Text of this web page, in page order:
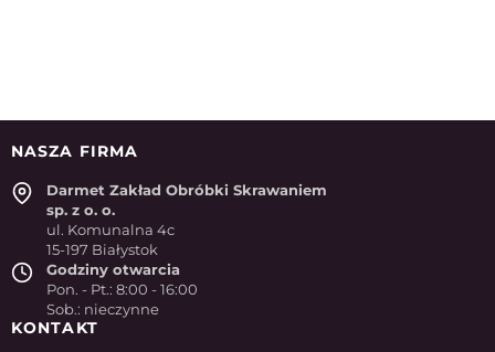
NASZA FIRMA
Darmet Zakład Obróbki Skrawaniem
sp. z o. o.
ul. Komunalna 4c
15-197 Białystok
Godziny otwarcia
Pon. - Pt.: 8:00 - 16:00
Sob.: nieczynne
KONTAKT